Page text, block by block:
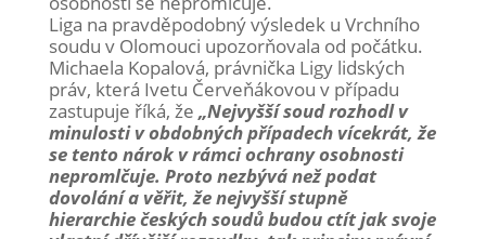
Liga na pravděpodobný výsledek u Vrchního
soudu v Olomouci upozorňovala od počátku.
Michaela Kopalová, právnička Ligy lidských
práv, která Ivetu Červeňákovou v případu
zastupuje říká, že „Nejvyšší soud rozhodl v
minulosti v obdobných případech vícekrát, že
se tento nárok v rámci ochrany osobnosti
nepromlčuje. Proto nezbývá než podat
dovolání a věřit, že nejvyšší stupně
hierarchie českých soudů budou ctít jak svoje